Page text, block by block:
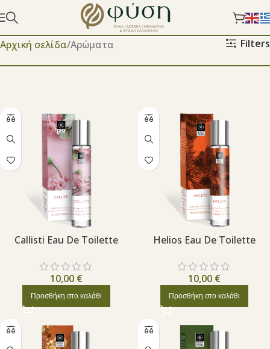
Αρχική σελίδα Aρώματα Filters
Callisti Eau De Toilette
10,00 €
Προσθήκη στο καλάθι
Helios Eau De Toilette
10,00 €
Προσθήκη στο καλάθι